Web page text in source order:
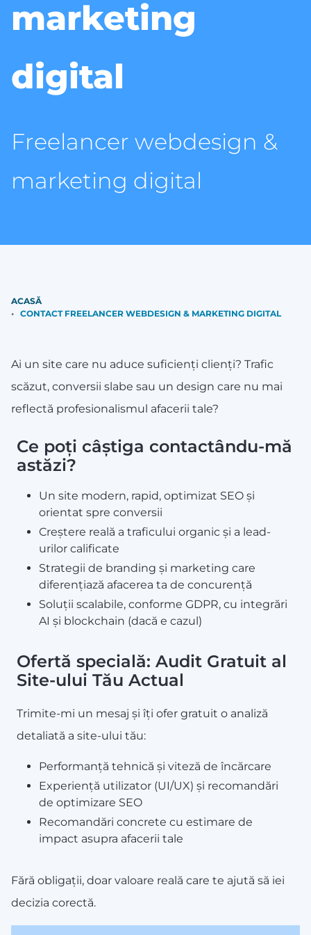
marketing
digital
Freelancer webdesign &
marketing digital
ACASĂ
CONTACT FREELANCER WEBDESIGN & MARKETING DIGITAL
Ai un site care nu aduce suficienți clienți? Trafic
scăzut, conversii slabe sau un design care nu mai
reflectă profesionalismul afacerii tale?
Ce poți câștiga contactându-mă
astăzi?
Un site modern, rapid, optimizat SEO și
orientat spre conversii
Creștere reală a traficului organic și a lead-
urilor calificate
Strategii de branding și marketing care
diferențiază afacerea ta de concurență
Soluții scalabile, conforme GDPR, cu integrări
AI și blockchain (dacă e cazul)
Ofertă specială: Audit Gratuit al
Site-ului Tău Actual
Trimite-mi un mesaj și îți ofer gratuit o analiză
detaliată a site-ului tău:
Performanță tehnică și viteză de încărcare
Experiență utilizator (UI/UX) și recomandări
de optimizare SEO
Recomandări concrete cu estimare de
impact asupra afacerii tale
Fără obligații, doar valoare reală care te ajută să iei
decizia corectă.